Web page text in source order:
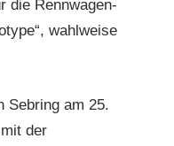
die Rennwagen-
wahlweise
Sebring am 25.
der